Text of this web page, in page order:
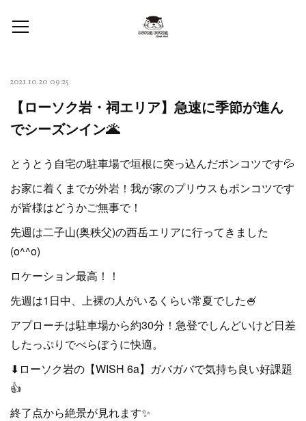
2021.10.20 09:25
【ローソク岩・祠エリア】急速に季節が進ん
でシーズンイン🌋
とうとう自宅の駐車場で垣根に突っ込んだポンコツです💦
お家に着くまでが外岩！我が家のプリウスもポンコツです
が皆様はどうかご無事で！
先週は二子山(奥秩父)の西岳エリアに行ってきました
(o^^o)
ロケーション最高！！
先週は1日中、上裸の人がいるくらい常夏でした🍧
アプローチは駐車場から約30分！急登でしんどいけど日差
したっぷりでべらぼうに快適。
⬇ローソク岩の【WISH 6a】ガバガバで気持ち良い好課題
👍
終了点から絶景が見れます✨